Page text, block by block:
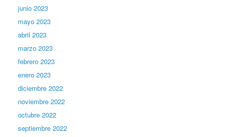
junio 2023
mayo 2023
abril 2023
marzo 2023
febrero 2023
enero 2023
diciembre 2022
noviembre 2022
octubre 2022
septiembre 2022